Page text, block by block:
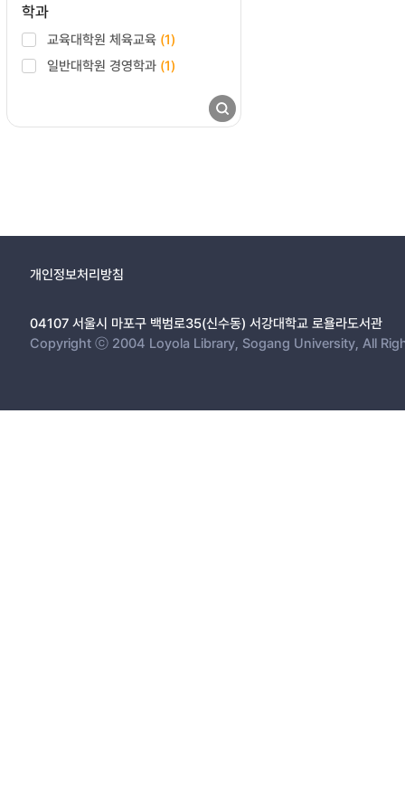
학과
교육대학원 체육교육 (1)
일반대학원 경영학과 (1)
개인정보처리방침
04107 서울시 마포구 백범로35(신수동) 서강대학교 로욜라도서관
Copyright ⓒ 2004 Loyola Library, Sogang University, All